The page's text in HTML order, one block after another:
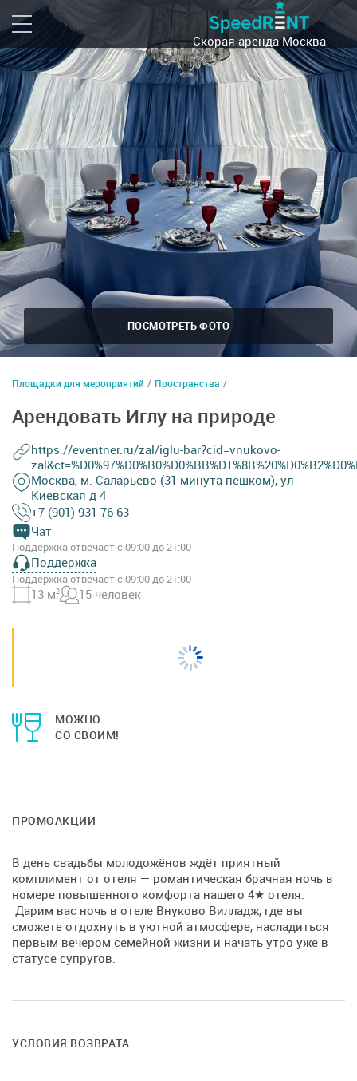
Скорая арендаМосква
ПОСМОТРЕТЬ ФОТО
Площадки для мероприятий / Пространства /
Арендовать Иглу на природе
https://eventner.ru/zal/iglu-bar?cid=vnukovo-
Москва, м. Саларьево (31 минута пешком), ул
Киевская д 4
+7 (901) 931-76-63
Чат
Поддержка отвечает с 09:00 до 21:00
Поддержка
Поддержка отвечает с 09:00 до 21:00
13 м2 15 человек
МОЖНО
СО СВОИМ!
ПРОМОАКЦИИ
В день свадьбы молодожёнов ждёт приятный
комплимент от отеля — романтическая брачная ночь в
номере повышенного комфорта нашего 4★ отеля.
Дарим вас ночь в отеле Внуково Вилладж, где вы
сможете отдохнуть в уютной атмосфере, насладиться
первым вечером семейной жизни и начать утро уже в
статусе супругов.
УСЛОВИЯ ВОЗВРАТА